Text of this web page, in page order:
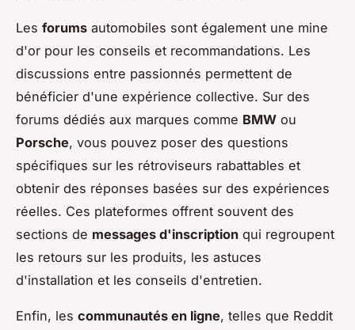
Les forums automobiles sont également une mine
d'or pour les conseils et recommandations. Les
discussions entre passionnés permettent de
bénéficier d'une expérience collective. Sur des
forums dédiés aux marques comme BMW ou
Porsche, vous pouvez poser des questions
spécifiques sur les rétroviseurs rabattables et
obtenir des réponses basées sur des expériences
réelles. Ces plateformes offrent souvent des
sections de messages d'inscription qui regroupent
les retours sur les produits, les astuces
d'installation et les conseils d'entretien.
Enfin, les communautés en ligne, telles que Reddit